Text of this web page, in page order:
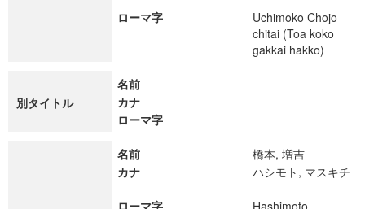
ローマ字
Uchimoko Chojo
chitai (Toa koko
gakkai hakko)
別タイトル
名前
カナ
ローマ字
名前
橋本, 増吉
カナ
ハシモト, マスキチ
ローマ字 Hashimoto,